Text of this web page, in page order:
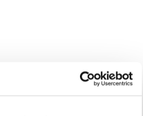
Négociation Commerciale